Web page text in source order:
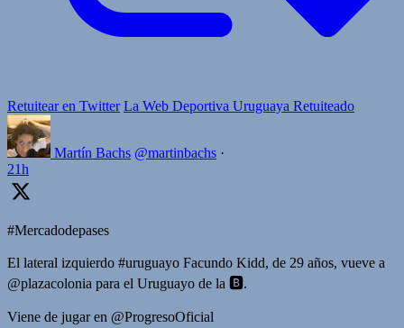
Retuitear en Twitter La Web Deportiva Uruguaya Retuiteado
Martín Bachs @martinbachs ·
21h
#Mercadodepases
El lateral izquierdo #uruguayo Facundo Kidd, de 29 años, vueve a
@plazacolonia para el Uruguayo de la 🅱️.
Viene de jugar en @ProgresoOficial